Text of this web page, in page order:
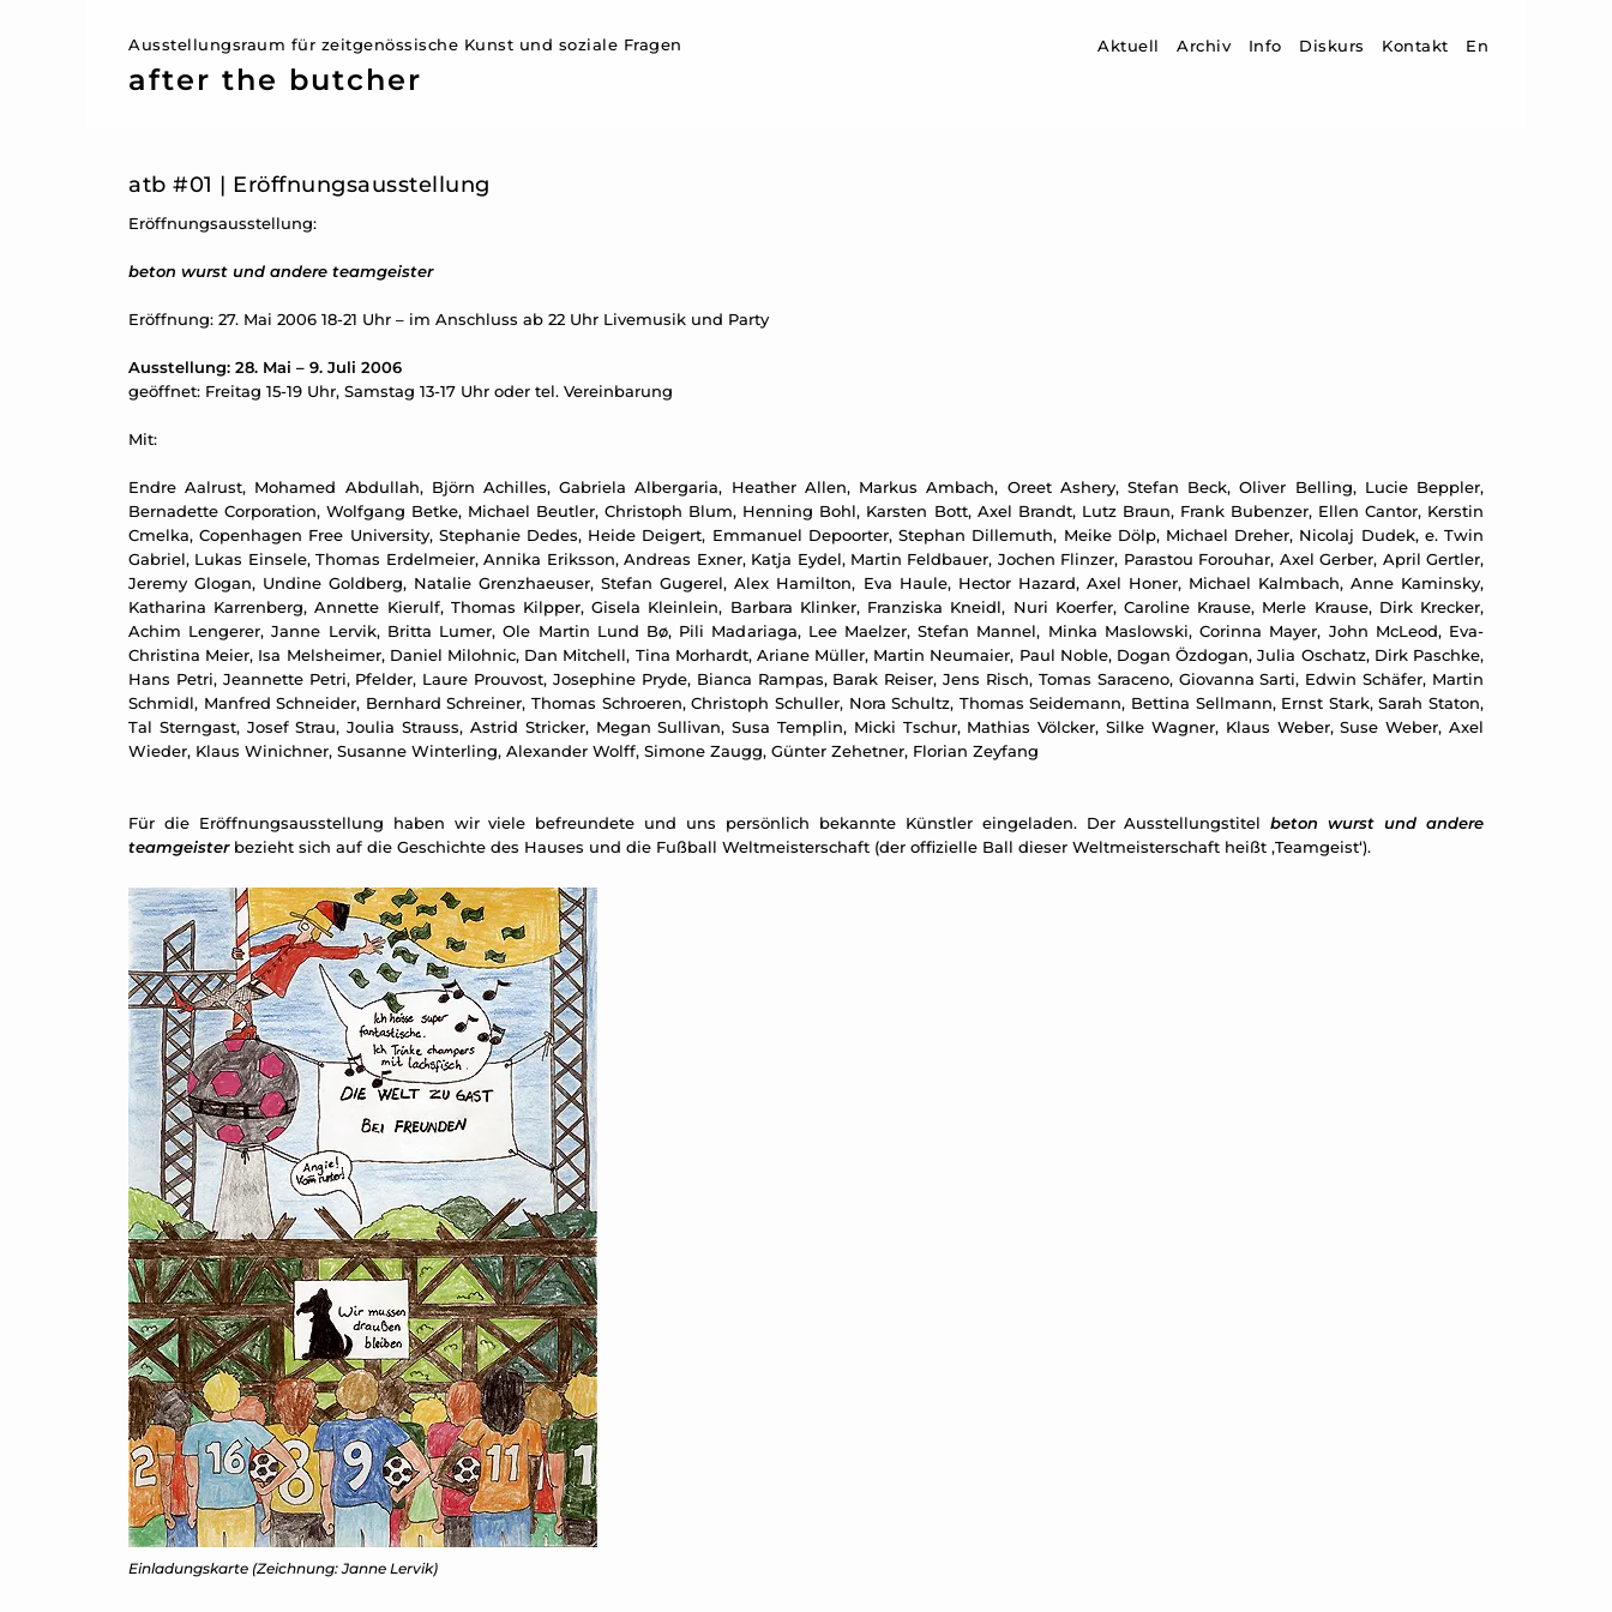
Ausstellungsraum für zeitgenössische Kunst und soziale Fragen
after the butcher
Aktuell Archiv Info Diskurs Kontakt En
atb #01 | Eröffnungsausstellung
Eröffnungsausstellung:
beton wurst und andere teamgeister
Eröffnung: 27. Mai 2006 18-21 Uhr – im Anschluss ab 22 Uhr Livemusik und Party
Ausstellung: 28. Mai – 9. Juli 2006
geöffnet: Freitag 15-19 Uhr, Samstag 13-17 Uhr oder tel. Vereinbarung
Mit:
Endre Aalrust, Mohamed Abdullah, Björn Achilles, Gabriela Albergaria, Heather Allen, Markus Ambach, Oreet Ashery, Stefan Beck, Oliver Belling, Lucie Beppler,
Bernadette Corporation, Wolfgang Betke, Michael Beutler, Christoph Blum, Henning Bohl, Karsten Bott, Axel Brandt, Lutz Braun, Frank Bubenzer, Ellen Cantor, Kerstin
Cmelka, Copenhagen Free University, Stephanie Dedes, Heide Deigert, Emmanuel Depoorter, Stephan Dillemuth, Meike Dölp, Michael Dreher, Nicolaj Dudek, e. Twin
Gabriel, Lukas Einsele, Thomas Erdelmeier, Annika Eriksson, Andreas Exner, Katja Eydel, Martin Feldbauer, Jochen Flinzer, Parastou Forouhar, Axel Gerber, April Gertler,
Jeremy Glogan, Undine Goldberg, Natalie Grenzhaeuser, Stefan Gugerel, Alex Hamilton, Eva Haule, Hector Hazard, Axel Honer, Michael Kalmbach, Anne Kaminsky,
Katharina Karrenberg, Annette Kierulf, Thomas Kilpper, Gisela Kleinlein, Barbara Klinker, Franziska Kneidl, Nuri Koerfer, Caroline Krause, Merle Krause, Dirk Krecker,
Achim Lengerer, Janne Lervik, Britta Lumer, Ole Martin Lund Bø, Pili Madariaga, Lee Maelzer, Stefan Mannel, Minka Maslowski, Corinna Mayer, John McLeod, Eva-
Christina Meier, Isa Melsheimer, Daniel Milohnic, Dan Mitchell, Tina Morhardt, Ariane Müller, Martin Neumaier, Paul Noble, Dogan Özdogan, Julia Oschatz, Dirk Paschke,
Hans Petri, Jeannette Petri, Pfelder, Laure Prouvost, Josephine Pryde, Bianca Rampas, Barak Reiser, Jens Risch, Tomas Saraceno, Giovanna Sarti, Edwin Schäfer, Martin
Schmidl, Manfred Schneider, Bernhard Schreiner, Thomas Schroeren, Christoph Schuller, Nora Schultz, Thomas Seidemann, Bettina Sellmann, Ernst Stark, Sarah Staton,
Tal Sterngast, Josef Strau, Joulia Strauss, Astrid Stricker, Megan Sullivan, Susa Templin, Micki Tschur, Mathias Völcker, Silke Wagner, Klaus Weber, Suse Weber, Axel
Wieder, Klaus Winichner, Susanne Winterling, Alexander Wolff, Simone Zaugg, Günter Zehetner, Florian Zeyfang
Für die Eröffnungsausstellung haben wir viele befreundete und uns persönlich bekannte Künstler eingeladen. Der Ausstellungstitelbeton wurst und andere
teamgeisterbezieht sich auf die Geschichte des Hauses und die Fußball Weltmeisterschaft (der offizielle Ball dieser Weltmeisterschaft heißt ‚Teamgeist‘).
Einladungskarte (Zeichnung: Janne Lervik)